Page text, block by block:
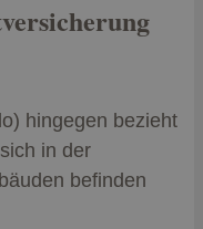
hingegen bezieht
in der
befinden